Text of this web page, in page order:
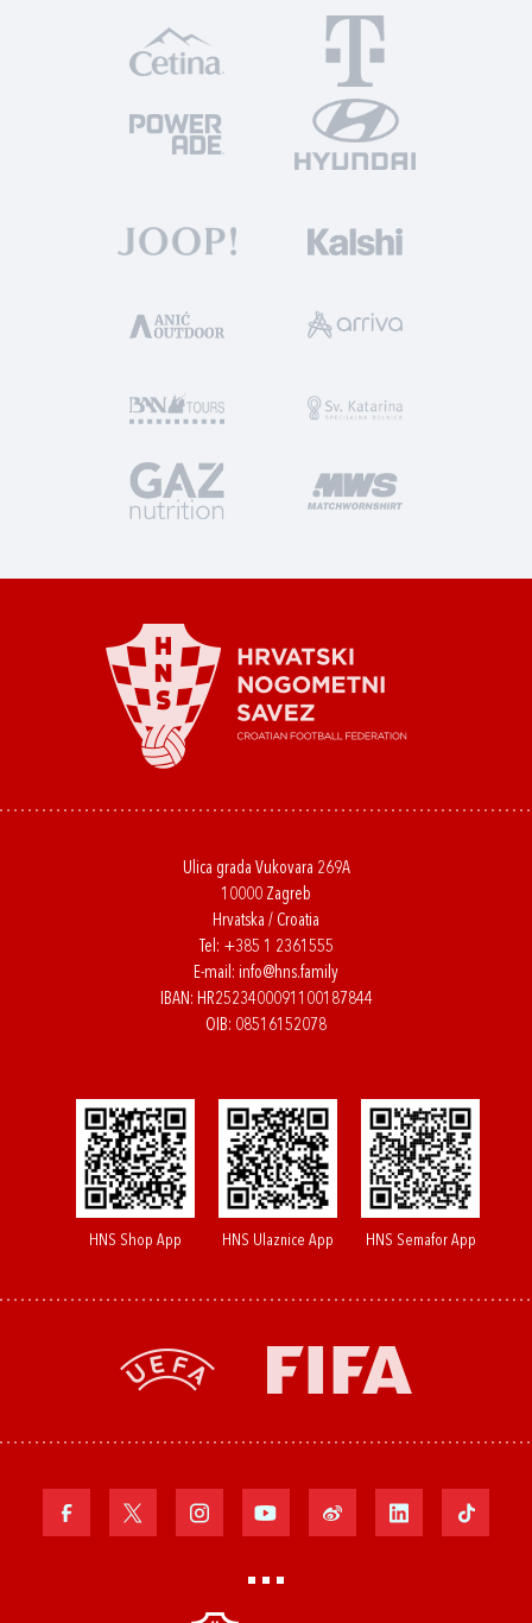
Ulica grada Vukovara 269A
10000 Zagreb
Hrvatska / Croatia
Tel: +385 1 2361555
E-mail: info@hns.family
IBAN: HR2523400091100187844
OIB: 08516152078
HNS Shop App HNS Ulaznice App HNS Semafor App